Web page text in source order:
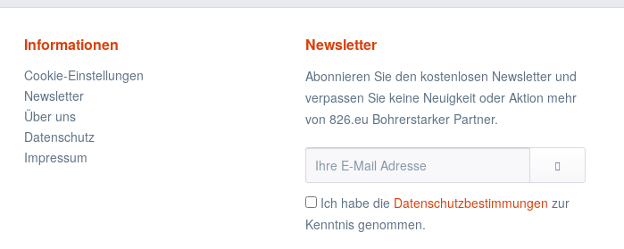
Informationen
Cookie-Einstellungen
Newsletter
Über uns
Datenschutz
Impressum
Newsletter
Abonnieren Sie den kostenlosen Newsletter und
verpassen Sie keine Neuigkeit oder Aktion mehr
von 826.eu Bohrerstarker Partner.
Ich habe die Datenschutzbestimmungen zur
Kenntnis genommen.